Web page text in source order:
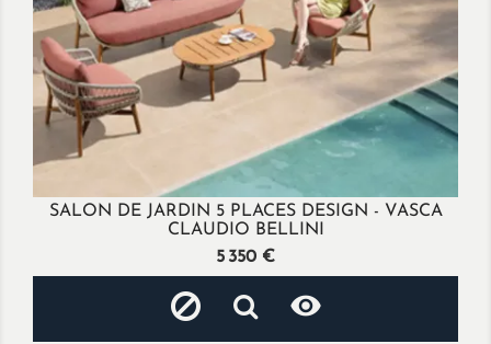
SALON DE JARDIN 5 PLACES DESIGN - VASCA
CLAUDIO BELLINI
Prix
5 350 €
